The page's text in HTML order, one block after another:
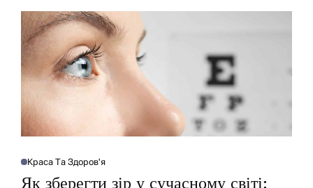
О
У
Краса Та Здоров'я
Як зберегти зір у сучасному світі: